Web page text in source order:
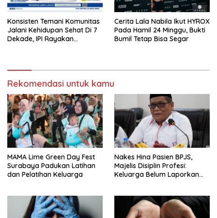
Konsisten Temani Komunitas
Jalani Kehidupan Sehat Di 7
Dekade, IPI Rayakan
Cerita Lala Nabila Ikut HYROX
Pada Hamil 24 Minggu, Bukti
Bumil Tetap Bisa Segar
Rekomendasi untuk kamu
MAMA Lime Green Day Fest
Surabaya Padukan Latihan
dan Pelatihan Keluarga
Nakes Hina Pasien BPJS,
Majelis Disiplin Profesi:
Keluarga Belum Laporkan